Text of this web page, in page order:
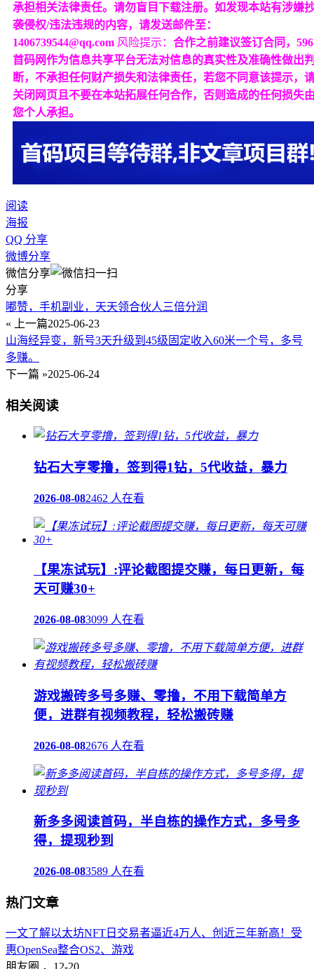
承担相关法律责任。请勿盲目下载注册。如发现本站有涉嫌
袭侵权/违法违规的内容，请发送邮件至：
1406739544@qq.com 风险提示： 合作之前建议签订合同，596
首码网作为信息共享平台无法对信息的真实性及准确性做出
断，不承担任何财产损失和法律责任，若您不同意该提示，
关闭网页且不要在本站拓展任何合作，否则造成的任何损失
您个人承担。
阅读
海报
QQ 分享
微博分享
微信分享
分享
嘟赞，手机副业，天天领合伙人三倍分润
« 上一篇2025-06-23
山海经异变，新号3天升级到45级固定收入60米一个号，多号
多赚。
下一篇 »2025-06-24
相关阅读
钻石大亨零撸，签到得1钻，5代收益，暴力
2026-08-082462 人在看
【果冻试玩】:评论截图提交赚，每日更新，每
天可赚30+
2026-08-083099 人在看
游戏搬砖多号多赚、零撸，不用下载简单方
便，进群有视频教程，轻松搬砖赚
2026-08-082676 人在看
新多多阅读首码，半自栋的操作方式，多号多
得，提现秒到
2026-08-083589 人在看
热门文章
一文了解以太坊NFT日交易者逼近4万人、创近三年新高！受
惠OpenSea整合OS2、游戏